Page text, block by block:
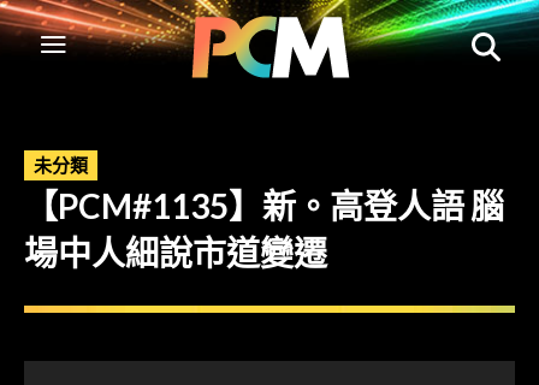
未分類
【PCM#1135】新。高登人語 腦
場中人細說市道變遷